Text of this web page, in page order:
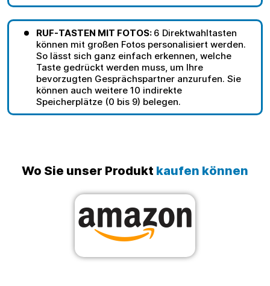
RUF-TASTEN MIT FOTOS: 6 Direktwahltasten
können mit großen Fotos personalisiert werden.
So lässt sich ganz einfach erkennen, welche
Taste gedrückt werden muss, um Ihre
bevorzugten Gesprächspartner anzurufen. Sie
können auch weitere 10 indirekte
Speicherplätze (0 bis 9) belegen.
Wo Sie unser Produkt kaufen können